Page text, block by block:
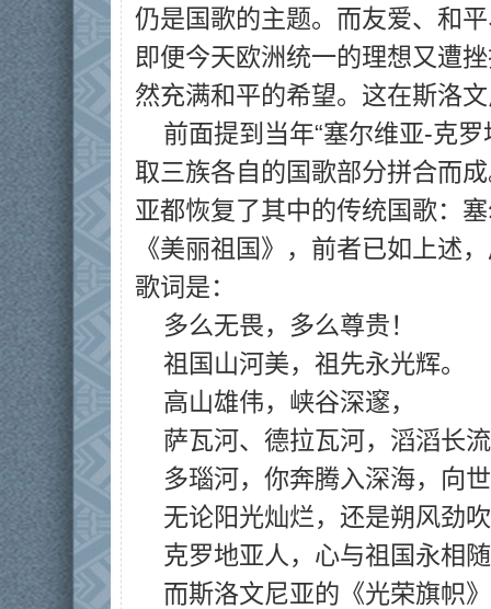
仍是国歌的主题。而友爱、和
即便今天欧洲统一的理想又遭
然充满和平的希望。这在斯洛
前面提到当年“塞尔维亚-克
取三族各自的国歌部分拼合而
亚都恢复了其中的传统国歌：
《美丽祖国》，前者已如上述
歌词是：
多么无畏，多么尊贵！
祖国山河美，祖先永光辉。
高山雄伟，峡谷深邃，
萨瓦河、德拉瓦河，滔滔长
多瑙河，你奔腾入深海，向
无论阳光灿烂，还是朔风劲
克罗地亚人，心与祖国永相
而斯洛文尼亚的《光荣旗帜